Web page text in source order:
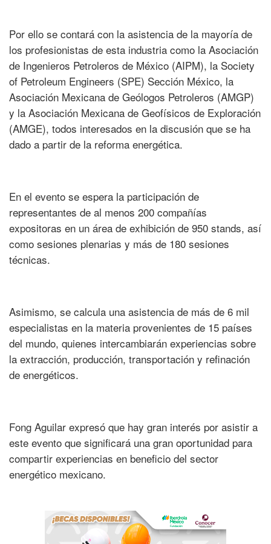
Por ello se contará con la asistencia de la mayoría de
los profesionistas de esta industria como la Asociación
de Ingenieros Petroleros de México (AIPM), la Society
of Petroleum Engineers (SPE) Sección México, la
Asociación Mexicana de Geólogos Petroleros (AMGP)
y la Asociación Mexicana de Geofísicos de Exploración
(AMGE), todos interesados en la discusión que se ha
dado a partir de la reforma energética.
En el evento se espera la participación de
representantes de al menos 200 compañías
expositoras en un área de exhibición de 950 stands, así
como sesiones plenarias y más de 180 sesiones
técnicas.
Asimismo, se calcula una asistencia de más de 6 mil
especialistas en la materia provenientes de 15 países
del mundo, quienes intercambiarán experiencias sobre
la extracción, producción, transportación y refinación
de energéticos.
Fong Aguilar expresó que hay gran interés por asistir a
este evento que significará una gran oportunidad para
compartir experiencias en beneficio del sector
energético mexicano.